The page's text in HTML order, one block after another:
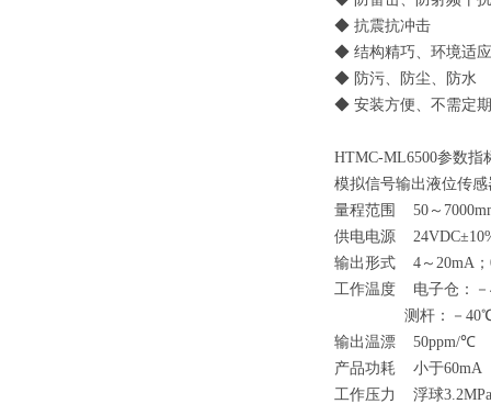
◆ 抗震抗冲击
◆ 结构精巧、环境适
◆ 防污、防尘、防水
◆ 安装方便、不需定
HTMC-ML6500参数指
模拟信号输出液位传感
量程范围 50～
供电电源
输出形式 4～20mA；
工作温度 电子仓：
测杆：－40℃～
输出温漂 50ppm/℃
产品功耗 小于60mA
工作压力 浮球3.2MPa